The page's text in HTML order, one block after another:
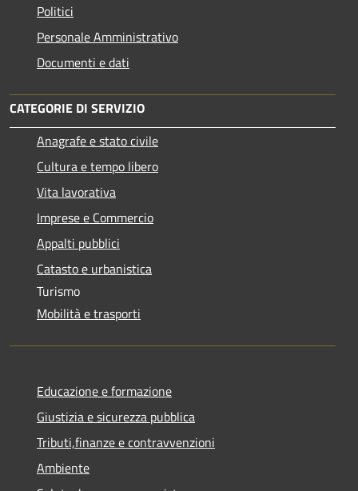
Politici
Personale Amministrativo
Documenti e dati
CATEGORIE DI SERVIZIO
Anagrafe e stato civile
Cultura e tempo libero
Vita lavorativa
Imprese e Commercio
Appalti pubblici
Catasto e urbanistica
Turismo
Mobilità e trasporti
Educazione e formazione
Giustizia e sicurezza pubblica
Tributi,finanze e contravvenzioni
Ambiente